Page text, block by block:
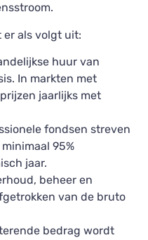
als volgt uit:
huur van
In markten met
jaarlijks met
fondsen streven
95%
jaar.
beheer en
van de bruto
bedrag wordt